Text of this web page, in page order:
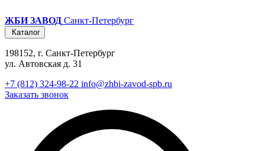
ЖБИ ЗАВОД Санкт-Петербург
Каталог
198152, г. Санкт-Петербург
ул. Автовская д. 31
+7 (812) 324-98-22 info@zhbi-zavod-spb.ru
Заказать звонок